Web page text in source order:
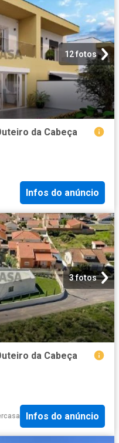
12 fotos
da Cabeça
Infos do anúncio
3 fotos
da Cabeça
Infos do anúncio